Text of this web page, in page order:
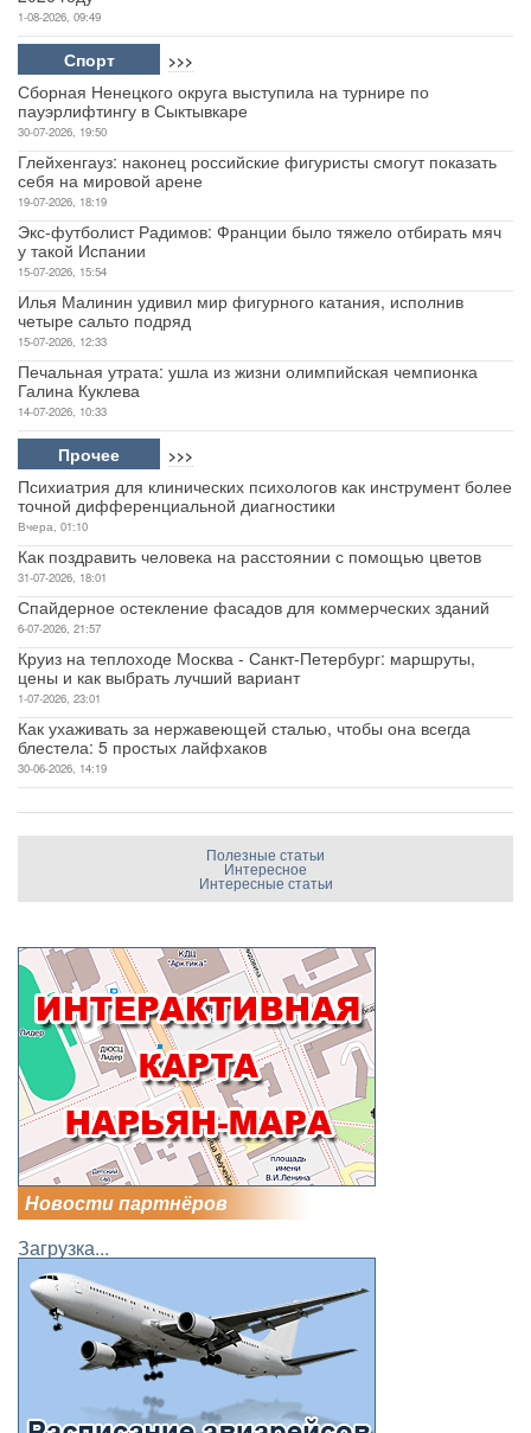
1-08-2026, 09:49
Спорт >>>
Сборная Ненецкого округа выступила на турнире по
пауэрлифтингу в Сыктывкаре
30-07-2026, 19:50
Глейхенгауз: наконец российские фигуристы смогут показать
себя на мировой арене
19-07-2026, 18:19
Экс-футболист Радимов: Франции было тяжело отбирать мяч
у такой Испании
15-07-2026, 15:54
Илья Малинин удивил мир фигурного катания, исполнив
четыре сальто подряд
15-07-2026, 12:33
Печальная утрата: ушла из жизни олимпийская чемпионка
Галина Куклева
14-07-2026, 10:33
Прочее >>>
Психиатрия для клинических психологов как инструмент более
точной дифференциальной диагностики
Вчера, 01:10
Как поздравить человека на расстоянии с помощью цветов
31-07-2026, 18:01
Спайдерное остекление фасадов для коммерческих зданий
6-07-2026, 21:57
Круиз на теплоходе Москва - Санкт-Петербург: маршруты,
цены и как выбрать лучший вариант
1-07-2026, 23:01
Как ухаживать за нержавеющей сталью, чтобы она всегда
блестела: 5 простых лайфхаков
30-06-2026, 14:19
Полезные статьи
Интересное
Интересные статьи
Новости партнёров
Загрузка...